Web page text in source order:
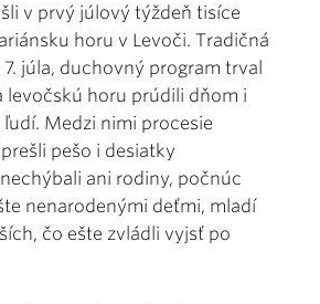
v prvý júlový týždeň tisíce
horu v Levoči. Tradičná
júla, duchovný program trval
levočskú horu prúdili dňom i
Medzi nimi procesie
pešo i desiatky
ani rodiny, počnúc
nenarodenými deťmi, mladí
čo ešte zvládli vyjsť po